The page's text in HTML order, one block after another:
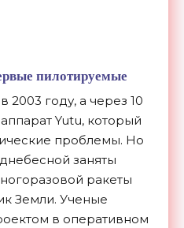
пилотируемые
2003 году, а через 10
Yutu, который
проблемы. Но
заняты
ракеты
Земли. Ученые
в оперативном